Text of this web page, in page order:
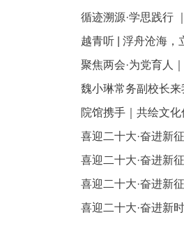
循迹溯源·学思践行
越青听 | 浮舟沧海，
聚焦两会·为党育人
魏小琳常务副校长
院馆携手｜共绘文化
喜迎二十大·奋进新
喜迎二十大·奋进新
喜迎二十大·奋进新
喜迎二十大·奋进新